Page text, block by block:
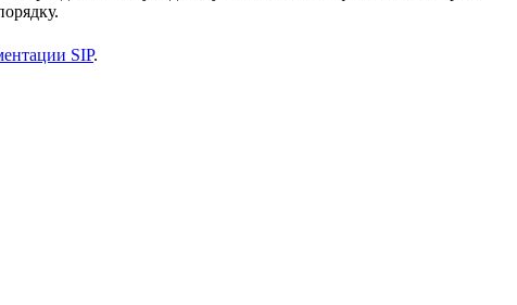
SIP.